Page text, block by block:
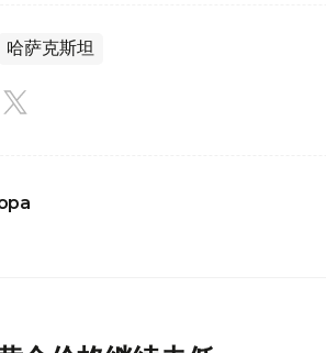
哈萨克斯坦